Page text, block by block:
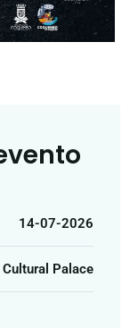
14-07-2026
Cultural Palace